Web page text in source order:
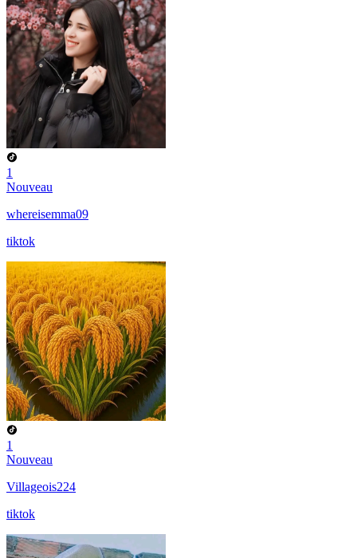
1
Nouveau
whereisemma09
tiktok
1
Nouveau
Villageois224
tiktok